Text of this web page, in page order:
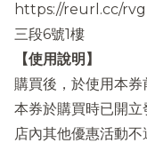
https://reurl.cc/
三段6號1樓
【使用說明】
購買後，於使用本券
本券於購買時已開立
店內其他優惠活動不